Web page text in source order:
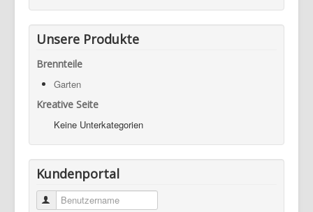
Unsere Produkte
Brennteile
Garten
Kreative Seite
Keine Unterkategorien
Kundenportal
Benutzername